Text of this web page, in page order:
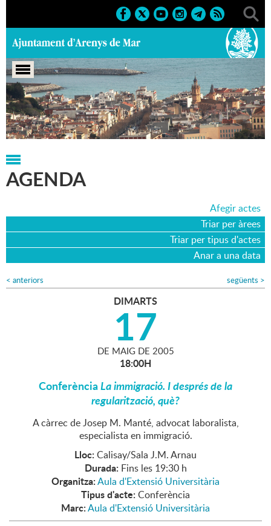
Portada > Agenda > 17-05-2005
AGENDA
Afegir actes
Triar per àrees
Triar per tipus d'actes
Anar a una data
< anteriors següents >
DIMARTS
17
DE MAIG DE 2005
18:00H
ConferènciaLa immigració. I després de la
regularització, què?
A càrrec de Josep M. Manté, advocat laboralista,
especialista en immigració.
Lloc: Calisay/Sala J.M. Arnau
Durada: Fins les 19:30 h
Organitza:Aula d'Extensió Universitària
Tipus d'acte: Conferència
Marc:Aula d'Extensió Universitària